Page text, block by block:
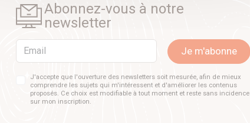
Abonnez-vous à notre
newsletter
Email Je m'abonne
J'accepte que l'ouverture des newsletters soit mesurée, afin de mieux
comprendre les sujets qui m'intéressent et d'améliorer les contenus
proposés. Ce choix est modifiable à tout moment et reste sans incidence
sur mon inscription.